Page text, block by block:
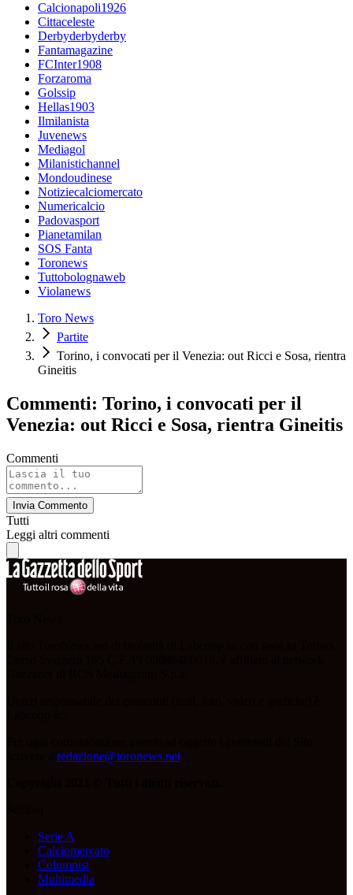
Calcionapoli1926
Cittaceleste
Derbyderbyderby
Fantamagazine
FCInter1908
Forzaroma
Golssip
Hellas1903
Ilmilanista
Juvenews
Mediagol
Milanistichannel
Mondoudinese
Notiziecalciomercato
Numericalcio
Padovasport
Pianetamilan
SOS Fanta
Toronews
Tuttobolognaweb
Violanews
Toro News
Partite
Torino, i convocati per il Venezia: out Ricci e Sosa, rientra
Gineitis
Commenti: Torino, i convocati per il
Venezia: out Ricci e Sosa, rientra Gineitis
Commenti
Invia Commento
Tutti
Leggi altri commenti
redazione@toronews.net
Serie A
Calciomercato
Columnist
Multimedia